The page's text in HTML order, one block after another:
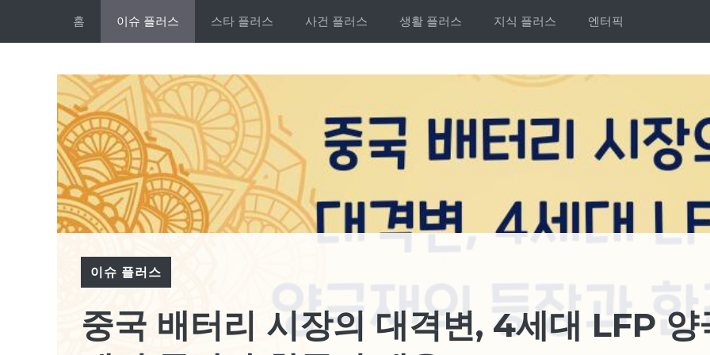
홈 이슈 플러스 스타 플러스 사건 플러스 생활 플러스 지식 플러스 엔터픽
이슈 플러스
중국 배터리 시장의 대격변, 4세대 LFP 양